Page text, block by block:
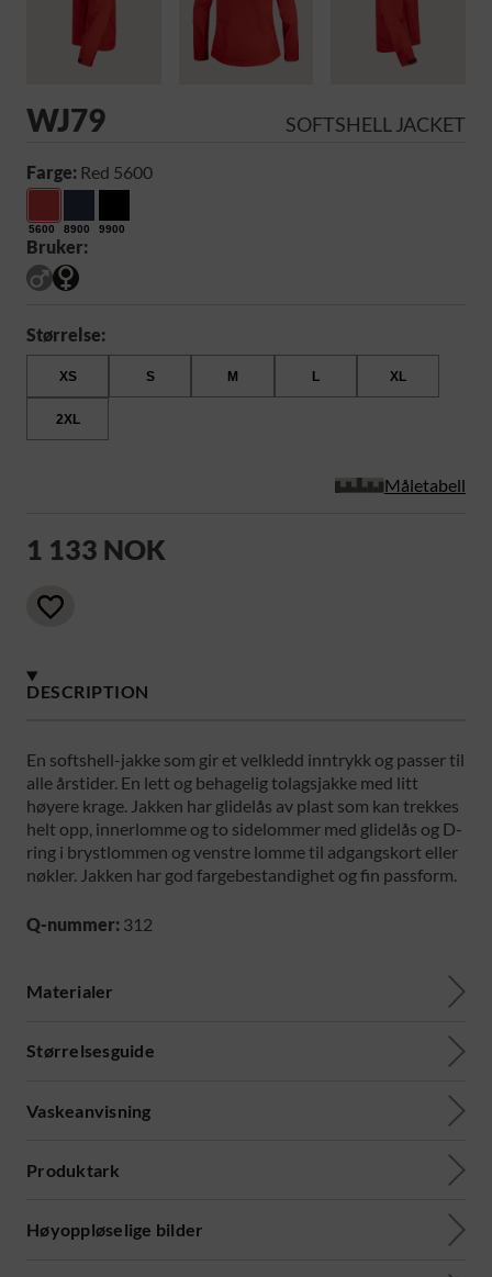
WJ79 SOFTSHELL JACKET
Farge: Red 5600
5600 8900 9900
Bruker:
Størrelse:
XS S M L XL
2XL
Måletabell
1 133 NOK
DESCRIPTION
En softshell-jakke som gir et velkledd inntrykk og passer til
alle årstider. En lett og behagelig tolagsjakke med litt
høyere krage. Jakken har glidelås av plast som kan trekkes
helt opp, innerlomme og to sidelommer med glidelås og D-
ring i brystlommen og venstre lomme til adgangskort eller
nøkler. Jakken har god fargebestandighet og fin passform.
Q-nummer: 312
Materialer
Størrelsesguide
Vaskeanvisning
Produktark
Høyoppløselige bilder